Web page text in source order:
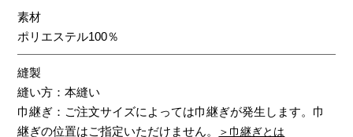
素材
ポリエステル100％
縫製
縫い方：本縫い
巾継ぎ：ご注文サイズによっては巾継ぎが発生します。巾
継ぎの位置はご指定いただけません。
＞巾継ぎとは